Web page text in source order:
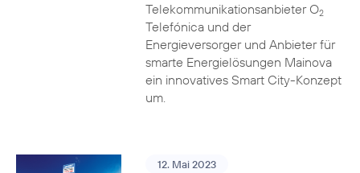
Telekommunikationsanbieter O2
Telefónica und der
Energieversorger und Anbieter für
smarte Energielösungen Mainova
ein innovatives Smart City-Konzept
um.
12. Mai 2023